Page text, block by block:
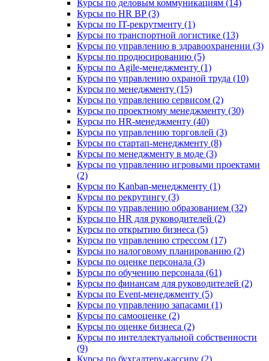
Курсы по деловым коммуникациям (14)
Курсы по HR BP (3)
Курсы по IT-рекрутменту (1)
Курсы по транспортной логистике (13)
Курсы по управлению в здравоохранении (3)
Курсы по продюсированию (5)
Курсы по Agile-менеджменту (1)
Курсы по управлению охраной труда (10)
Курсы по менеджменту (15)
Курсы по управлению сервисом (2)
Курсы по проектному менеджменту (30)
Курсы по HR-менеджменту (40)
Курсы по управлению торговлей (3)
Курсы по стартап-менеджменту (8)
Курсы по менеджменту в моде (3)
Курсы по управлению игровыми проектами
(2)
Курсы по Kanban-менеджменту (1)
Курсы по рекрутингу (3)
Курсы по управлению образованием (32)
Курсы по HR для руководителей (2)
Курсы по открытию бизнеса (5)
Курсы по управлению стрессом (17)
Курсы по налоговому планированию (2)
Курсы по оценке персонала (3)
Курсы по обучению персонала (61)
Курсы по финансам для руководителей (2)
Курсы по Event-менеджменту (5)
Курсы по управлению запасами (1)
Курсы по самооценке (2)
Курсы по оценке бизнеса (2)
Курсы по интеллектуальной собственности
(9)